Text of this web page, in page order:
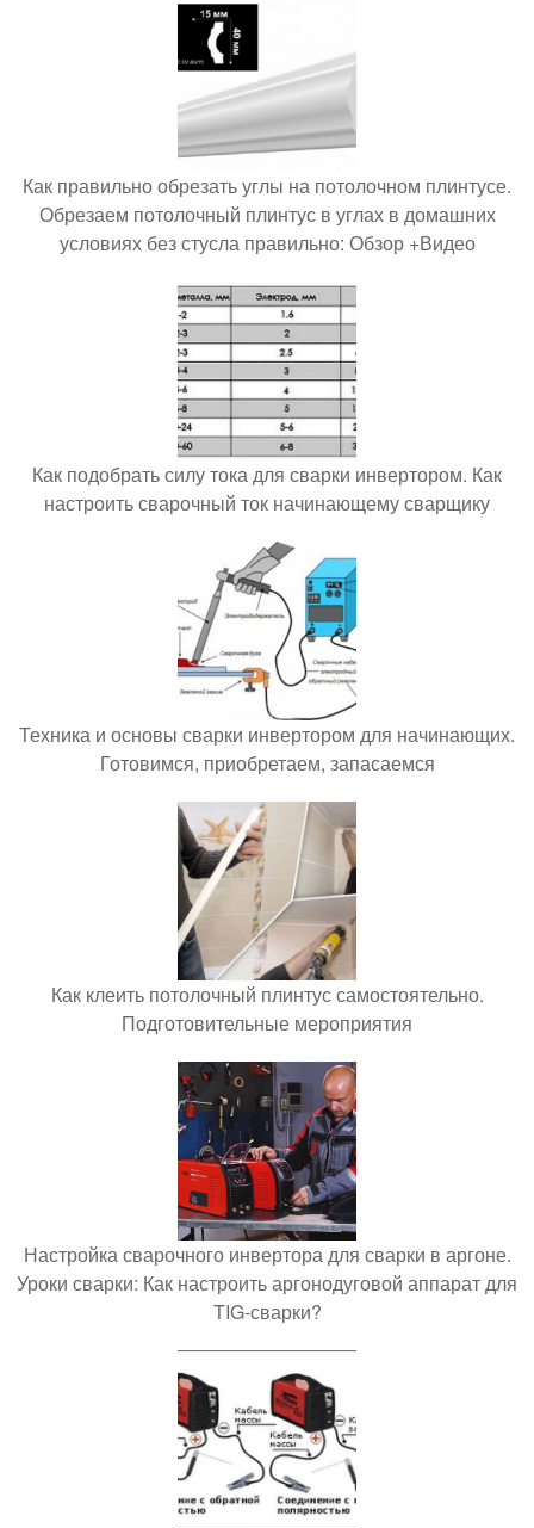
Как правильно обрезать углы на потолочном плинтусе.
Обрезаем потолочный плинтус в углах в домашних
условиях без стусла правильно: Обзор +Видео
Как подобрать силу тока для сварки инвертором. Как
настроить сварочный ток начинающему сварщику
Техника и основы сварки инвертором для начинающих.
Готовимся, приобретаем, запасаемся
Как клеить потолочный плинтус самостоятельно.
Подготовительные мероприятия
Настройка сварочного инвертора для сварки в аргоне.
Уроки сварки: Как настроить аргонодуговой аппарат для
TIG-сварки?